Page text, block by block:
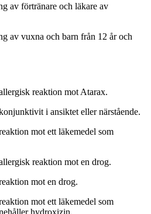
av förtränare och läkare av
av vuxna och barn från 12 år och
reaktion mot Atarax.
i ansiktet eller närstående.
mot ett läkemedel som
reaktion mot en drog.
mot en drog.
mot ett läkemedel som